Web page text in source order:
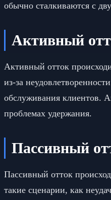
обычно сталкиваются с
Активный
Активный отток
из-за
обслуживания клиентов.
проблемах удержания.
Пассивный
Пассивный отток
такие сценарии, как